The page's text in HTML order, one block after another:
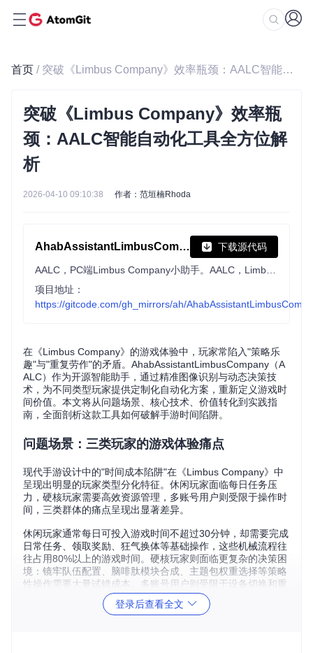
首页 / 突破《Limbus Company》效率瓶颈：AALC智能自动化工具全方位解析
突破《Limbus Company》效率瓶
颈：AALC智能自动化工具全方位解
析
2026-04-10 09:10:38 作者：范垣楠Rhoda
AhabAssistantLimbusCompany 下载源代码
项目地址：
https://gitcode.com/gh_mirrors/ah/
在《Limbus Company》的游戏体验中，玩家常陷入"策略乐
趣"与"重复劳作"的矛盾。AhabAssistantLimbusCompany（A
ALC）作为开源智能助手，通过精准图像识别与动态决策技
术，为不同类型玩家提供定制化自动化方案，重新定义游戏时
间价值。本文将从问题场景、核心技术、价值转化到实践指
南，全面剖析这款工具如何破解手游时间陷阱。
问题场景：三类玩家的游戏体验痛点
现代手游设计中的"时间成本陷阱"在《Limbus Company》中
呈现出明显的玩家类型分化特征。休闲玩家面临每日任务压
力，硬核玩家需要高效资源管理，多账号用户则受限于操作时
间，三类群体的痛点呈现出显著差异。
休闲玩家通常每日可投入游戏时间不超过30分钟，却需要完成
日常任务、领取奖励、狂气换体等基础操作，这些机械流程往
往占用80%以上的游戏时间。硬核玩家则面临更复杂的决策困
境：镜牢队伍配置、脑啡肽模块合成、主题包权重选择等策略
性操作需要大量试错成本。多账号用户则受限于设备切换和重
复操作，难以高效管理所有账号资源。
登录后查看全文